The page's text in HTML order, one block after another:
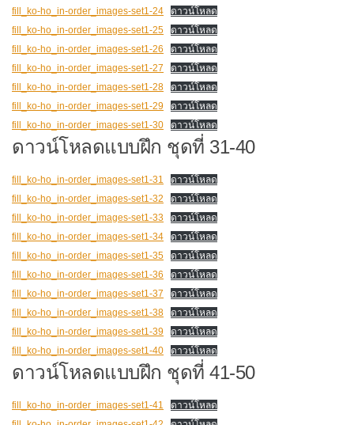
fill_ko-ho_in-order_images-set1-24
ดาวน์โหลด
fill_ko-ho_in-order_images-set1-25
ดาวน์โหลด
fill_ko-ho_in-order_images-set1-26
ดาวน์โหลด
fill_ko-ho_in-order_images-set1-27
ดาวน์โหลด
fill_ko-ho_in-order_images-set1-28
ดาวน์โหลด
fill_ko-ho_in-order_images-set1-29
ดาวน์โหลด
fill_ko-ho_in-order_images-set1-30
ดาวน์โหลด
ดาวน์โหลดแบบฝึก ชุดที่ 31-40
fill_ko-ho_in-order_images-set1-31
ดาวน์โหลด
fill_ko-ho_in-order_images-set1-32
ดาวน์โหลด
fill_ko-ho_in-order_images-set1-33
ดาวน์โหลด
fill_ko-ho_in-order_images-set1-34
ดาวน์โหลด
fill_ko-ho_in-order_images-set1-35
ดาวน์โหลด
fill_ko-ho_in-order_images-set1-36
ดาวน์โหลด
fill_ko-ho_in-order_images-set1-37
ดาวน์โหลด
fill_ko-ho_in-order_images-set1-38
ดาวน์โหลด
fill_ko-ho_in-order_images-set1-39
ดาวน์โหลด
fill_ko-ho_in-order_images-set1-40
ดาวน์โหลด
ดาวน์โหลดแบบฝึก ชุดที่ 41-50
fill_ko-ho_in-order_images-set1-41
ดาวน์โหลด